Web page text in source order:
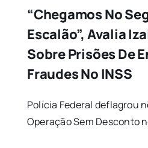
“Chegamos No
Escalão”, Avalia
Sobre Prisões De
Fraudes No INSS
Polícia Federal deflagrou
Operação Sem Desconto